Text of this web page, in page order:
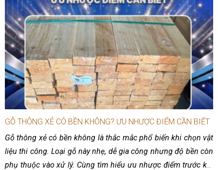
GỖ THÔNG XẺ CÓ BỀN KHÔNG? ƯU NHƯỢC ĐIỂM CẦN BIẾT
Gỗ thông xẻ có bền không là thắc mắc phổ biến khi chọn vật
liệu thi công. Loại gỗ này nhẹ, dễ gia công nhưng độ bền còn
phụ thuộc vào xử lý. Cùng tìm hiểu ưu nhược điểm trước khi